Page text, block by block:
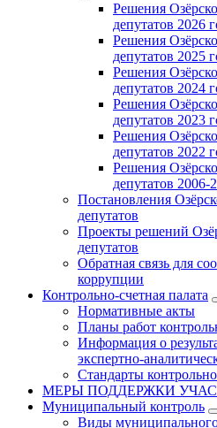
Решения
депутатов 2026
Решения
депутатов 2025
Решения
депутатов 2024
Решения
депутатов 2023
Решения
депутатов 2022
Решения
депутатов 2006-
Постановления
депутатов
Проекты решений
депутатов
Обратная связь для
коррупции
Контрольно-счетная палата
Нормативные акты
Планы работ
Информация о
экспертно-
Стандарты
МЕРЫ ПОДДЕРЖКИ
Муниципальный контроль
Виды